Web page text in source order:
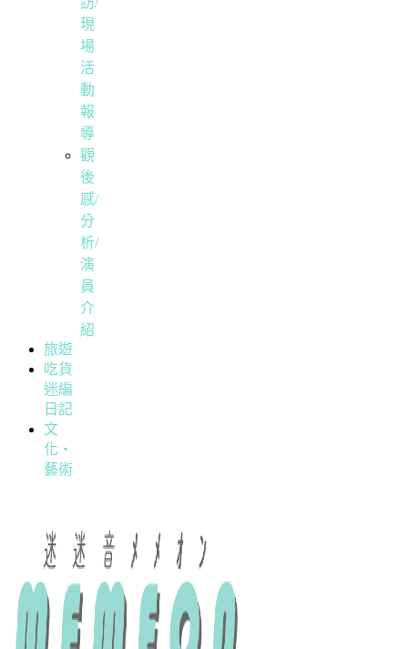
現
場
活
動
報
導
觀
後
感/
分
析/
演
員
介
紹
旅遊
吃貨
迷編
日記
文
化・
藝術